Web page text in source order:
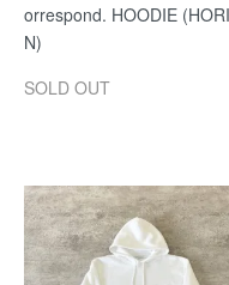
orrespond. HOODIE
N)
SOLD OUT